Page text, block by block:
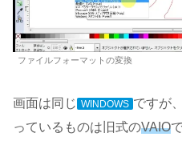
ファイルフォーマットの変換
画面は同じ WINDOWS ですが、
っているものは旧式のVAIO